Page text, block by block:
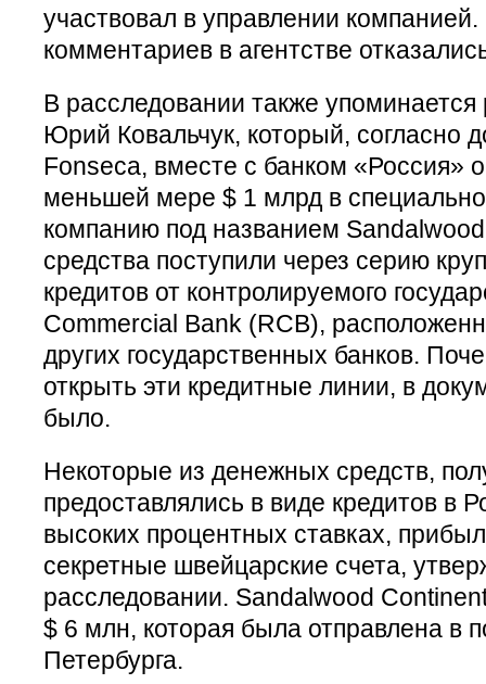
участвовал в управлении
комментариев в агентстве
В расследовании также
Юрий Ковальчук, который, согласно
Fonseca, вместе с банком «Россия»
меньшей мере $ 1 млрд в
компанию под названием
средства поступили через серию
кредитов от контролируемого
Commercial Bank (RCB),
других государственных банков.
открыть эти кредитные линии, в
было.
Некоторые из денежных средств,
предоставлялись в виде кредитов в
высоких процентных ставках,
секретные швейцарские счета,
расследовании. Sandalwood
$ 6 млн, которая была отправлена в
Петербурга.